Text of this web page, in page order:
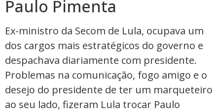
Paulo Pimenta
Ex-ministro da Secom de Lula, ocupava um
dos cargos mais estratégicos do governo e
despachava diariamente com presidente.
Problemas na comunicação, fogo amigo e o
desejo do presidente de ter um marqueteiro
ao seu lado, fizeram Lula trocar Paulo